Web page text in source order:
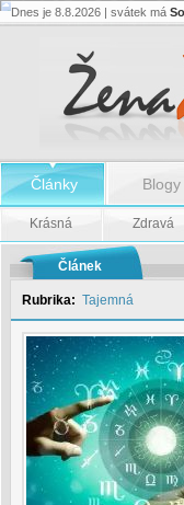
Středa
Dnes je 8.8.2026 | svátek má
Články Blogy
Krásná Zdravá
Článek
Rubrika: Tajemná